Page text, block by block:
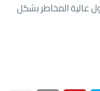
عالية المخاطر بشكل